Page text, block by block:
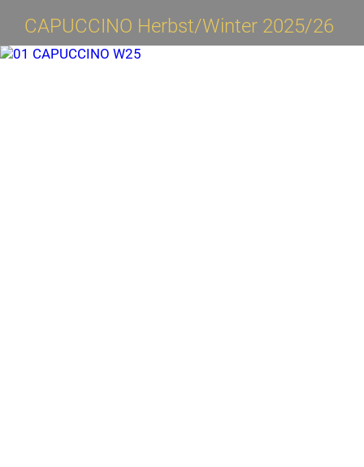
CAPUCCINO Herbst/Winter 2025/26